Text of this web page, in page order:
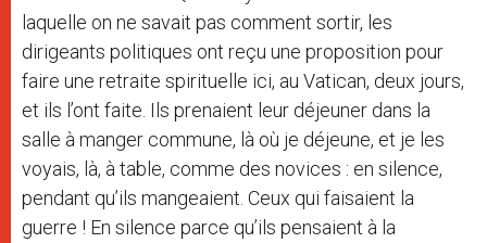
laquelle on ne savait pas comment sortir, les
dirigeants politiques ont reçu une proposition pour
faire une retraite spirituelle ici, au Vatican, deux jours,
et ils l’ont faite. Ils prenaient leur déjeuner dans la
salle à manger commune, là où je déjeune, et je les
voyais, là, à table, comme des novices : en silence,
pendant qu’ils mangeaient. Ceux qui faisaient la
guerre ! En silence parce qu’ils pensaient à la